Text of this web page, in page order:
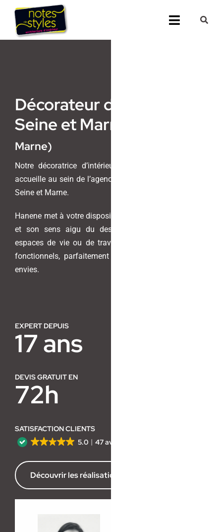
Passer
contenu
Toggle
Décorateur d’intérieur
Seine et Marne
Marne)
Notre décoratrice d’intérieur, Hanene Mahjoub, vous
accueille au sein de l’agence Notes de Styles située en
Seine et Marne.
Hanene met à votre disposition son savoir-faire unique
et son sens aigu du design pour transformer vos
espaces de vie ou de travail en lieux harmonieux et
fonctionnels, parfaitement adaptés à vos besoins et
envies.
EXPERT DEPUIS
17 ans
DEVIS GRATUIT EN
72h
SATISFACTION CLIENTS
5.0
47 avis
Découvrir les réalisations de l’agence